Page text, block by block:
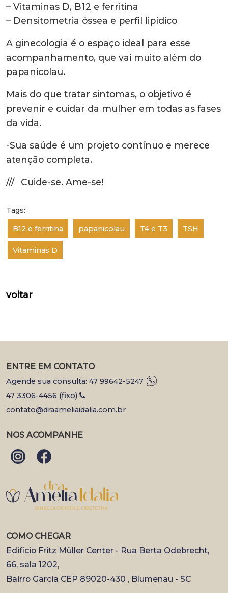
– Vitaminas D, B12 e ferritina
– Densitometria óssea e perfil lipídico
A ginecologia é o espaço ideal para esse
acompanhamento, que vai muito além do
papanicolau.
Mais do que tratar sintomas, o objetivo é
prevenir e cuidar da mulher em todas as fases
da vida.
-Sua saúde é um projeto contínuo e merece
atenção completa.
///⠀Cuide-se. Ame-se!
Tags:
B12 e ferritina
papanicolau T4 e T3 TSH
Vitaminas D
voltar
ENTRE EM CONTATO
Agende sua consulta: 47 99642-5247
47 3306-4456 (fixo)
contato@draameliaidalia.com.br
NOS ACOMPANHE
COMO CHEGAR
Edifício Fritz Müller Center - Rua Berta Odebrecht,
66, sala 1202,
Bairro Garcia CEP 89020-430 , Blumenau - SC